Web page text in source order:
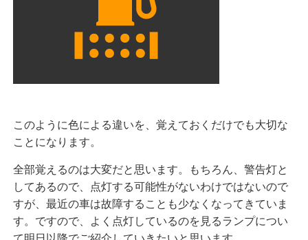
このように色による違いを、覚えておくだけでも大切な
ことになります。
全部覚えるのは大変だと思います。もちろん、警告灯と
してあるので、点灯する可能性がないわけではないので
すが、最近の車は故障することも少なくなってきていま
す。ですので、よく点灯しているのを見るランプについ